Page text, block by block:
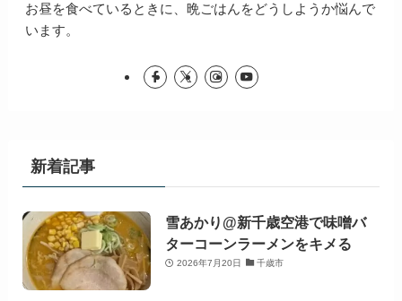
お昼を食べているときに、晩ごはんをどうしようか悩んで
います。
新着記事
雪あかり@新千歳空港で味噌バ
ターコーンラーメンをキメる
2026年7月20日 千歳市